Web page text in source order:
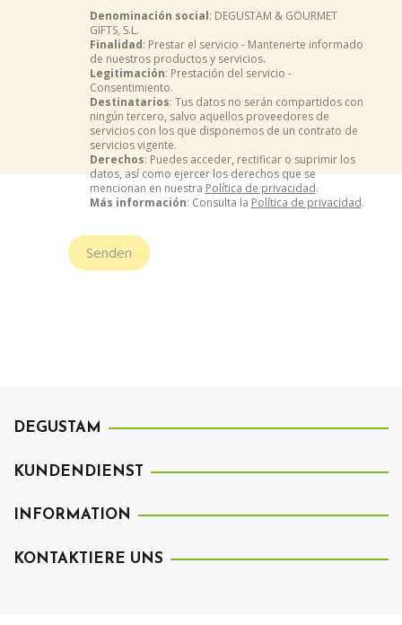
Denominación social: DEGUSTAM & GOURMET
GIFTS, S.L.
Finalidad: Prestar el servicio - Mantenerte informado
de nuestros productos y servicios.
Legitimación: Prestación del servicio -
Consentimiento.
Destinatarios: Tus datos no serán compartidos con
ningún tercero, salvo aquellos proveedores de
servicios con los que disponemos de un contrato de
servicios vigente.
Derechos: Puedes acceder, rectificar o suprimir los
datos, así como ejercer los derechos que se
mencionan en nuestra Política de privacidad.
Más información: Consulta la Política de privacidad.
Senden
DEGUSTAM
KUNDENDIENST
INFORMATION
KONTAKTIERE UNS